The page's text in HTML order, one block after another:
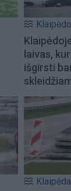
laivas,
išgirsti
Klaipėda